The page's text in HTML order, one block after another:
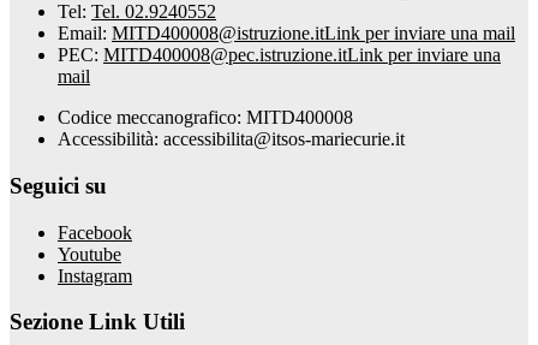
Tel: Tel. 02.9240552
Email: MITD400008@istruzione.itLink per inviare una mail
PEC: MITD400008@pec.istruzione.itLink per inviare una
mail
Codice meccanografico: MITD400008
Accessibilità: accessibilita@itsos-mariecurie.it
Seguici su
Facebook
Youtube
Instagram
Sezione Link Utili